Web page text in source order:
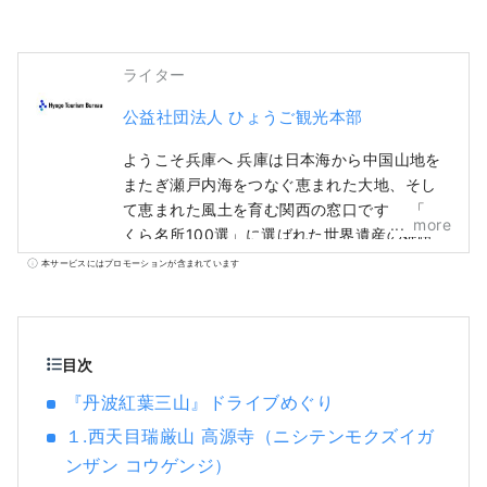
ライター
公益社団法人 ひょうご観光本部
ようこそ兵庫へ 兵庫は日本海から中国山地を
またぎ瀬戸内海をつなぐ恵まれた大地、そし
て恵まれた風土を育む関西の窓口です。 「さ
くら名所100選」に選ばれた世界遺産の姫路
城、六甲山から見る大パノラマの夜景など、
泉。大自然に包まれ心も体もリラックスでき
ます。 淡路島・鳴門のうずしおの雷鳴のよう
に響く音、夏に各地で開催される花火大会で
more
本サービスにはプロモーションが含まれています
目次
『丹波紅葉三山』ドライブめぐり
１.西天目瑞厳山 高源寺（ニシテンモクズイガ
ンザン コウゲンジ）